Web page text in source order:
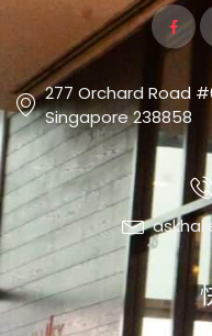
277 Orchard Road
Singapore 238858